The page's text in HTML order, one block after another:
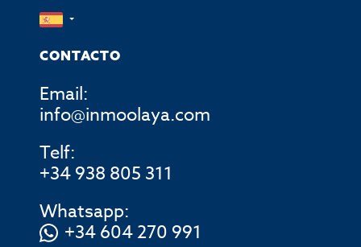
CONTACTO
Email:
info@inmoolaya.com
Telf:
+34 938 805 311
Whatsapp:
+34 604 270 991